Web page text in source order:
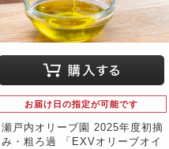
お届け日の指定が可能です
瀬戸内オリーブ園 2025年度初摘
み・粗ろ過 「EXVオリーブオイ